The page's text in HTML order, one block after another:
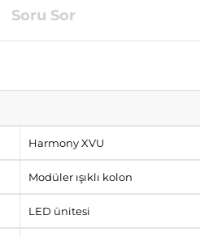
Soru Sor
Harmony XVU
Modüler ışıklı kolon
LED ünitesi